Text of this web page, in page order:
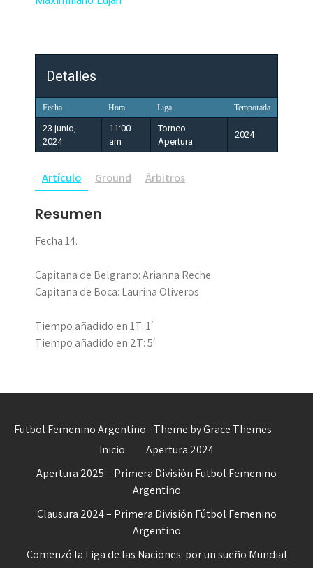
Detalles
Fecha Hora Liga Temporada
23 junio,
2024
11:00
am
Torneo
Apertura
2024
Artículo Ground Árbitros
Resumen
Fecha 14.
Capitana de Belgrano: Arianna Reche
Capitana de Boca: Laurina Oliveros
Tiempo añadido en 1T: 1′
Tiempo añadido en 2T: 5′
Futbol Femenino Argentino - Theme by Grace Themes
Inicio
Apertura 2024
Apertura 2025 – Primera División Futbol Femenino
Argentino
Clausura 2024 – Primera División Fútbol Femenino
Argentino
Comenzó la Liga de las Naciones: por un sueño Mundial